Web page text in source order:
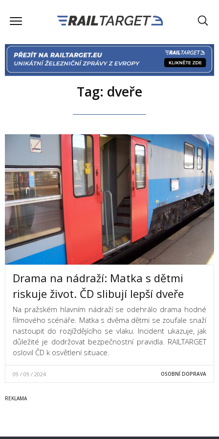
Tag: dveře
Drama na nádraží: Matka s dětmi
riskuje život. ČD slibují lepší dveře
Na pražském hlavním nádraží se odehrálo drama hodné
filmového scénáře. Matka s dvěma dětmi se zoufale snaží
nastoupit do rozjíždějícího se vlaku. Incident ukazuje, jak
důležité je dodržovat bezpečnostní pravidla. RAILTARGET
oslovil ČD k osvětlení situace.
09 / 09 / 2024 OSOBNÍ DOPRAVA